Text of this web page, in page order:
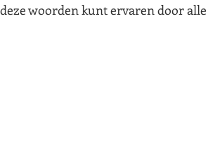
woorden kunt ervaren door alle